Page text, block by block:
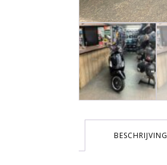
BESCHRIJVING